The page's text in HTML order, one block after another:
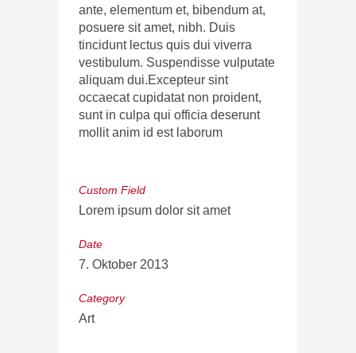
ante, elementum et, bibendum at,
posuere sit amet, nibh. Duis
tincidunt lectus quis dui viverra
vestibulum. Suspendisse vulputate
aliquam dui.Excepteur sint
occaecat cupidatat non proident,
sunt in culpa qui officia deserunt
mollit anim id est laborum
Custom Field
Lorem ipsum dolor sit amet
Date
7. Oktober 2013
Category
Art